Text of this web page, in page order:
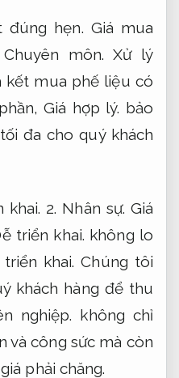
đúng hẹn. Giá mua
Chuyên môn. Xử lý
kết mua phế liệu có
Giá hợp lý. bảo
đa cho quý khách
khai. 2. Nhân sự. Giá
triển khai. không lo
triển khai. Chúng tôi
khách hàng để thu
nghiệp. không chỉ
và công sức mà còn
phải chăng.